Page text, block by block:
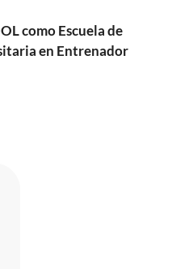
como Escuela de
en Entrenador